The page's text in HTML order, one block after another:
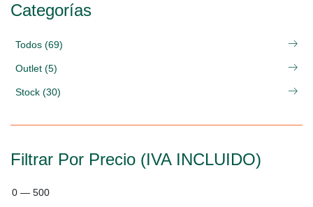
Categorías
Todos (69)
Outlet (5)
Stock (30)
Filtrar Por Precio (IVA INCLUIDO)
0 — 500